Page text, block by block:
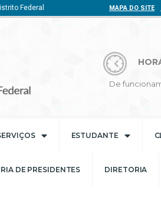
Federal MAPA DO SITE
De
ESTUDANTE
DE PRESIDENTES DIRETORIA